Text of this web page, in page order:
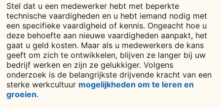
Stel dat u een medewerker hebt met beperkte
technische vaardigheden en u hebt iemand nodig met
een specifieke vaardigheid of kennis. Ongeacht hoe u
deze behoefte aan nieuwe vaardigheden aanpakt, het
gaat u geld kosten. Maar als u medewerkers de kans
geeft om zich te ontwikkelen, blijven ze langer bij uw
bedrijf werken en zijn ze gelukkiger. Volgens
onderzoek is de belangrijkste drijvende kracht van een
sterke werkcultuur mogelijkheden om te leren en
groeienopens in a new tab
.